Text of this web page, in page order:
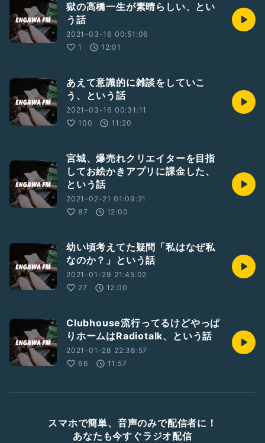
獄の高橋一生が素晴らしい、とい
う話
2021-03-16 00:51:06
1
12:01
あえて意識的に雑談をしていこ
う、という話
2021-03-16 00:31:11
100
11:20
宮城、爆売れクリエイターを目指
してお絵かきアプリに課金した、
という話
2021-02-21 01:09:21
87
12:00
幼い頃考えてた疑問「私はなぜ私
なのか？」という話
2021-01-29 21:45:02
27
12:00
Clubhouse流行ってるけどやっぱ
りホームはRadiotalk、という話
2021-01-28 22:38:57
66
11:57
スマホで簡単、音声のみで配信者に！
あなたも今すぐラジオ配信